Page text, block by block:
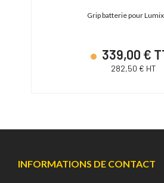
Grip batterie pour
339,00 €
282,50 € HT
INFORMATIONS DE CONTACT